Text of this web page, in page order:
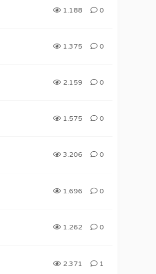
1.188 0
1.375 0
2.159 0
1.575 0
3.206 0
1.696 0
1.262 0
2.371 1